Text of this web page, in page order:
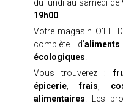
du lundi au samedi de
19h00
Votre magasin O'FIL
complète d'
écologiques
Vous trouverez :
épicerie ,frais
alimentaires . Les